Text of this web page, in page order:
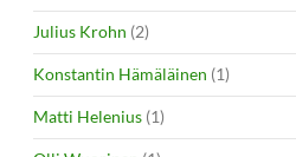
Julius Krohn (2)
Konstantin Hämäläinen (1)
Matti Helenius (1)